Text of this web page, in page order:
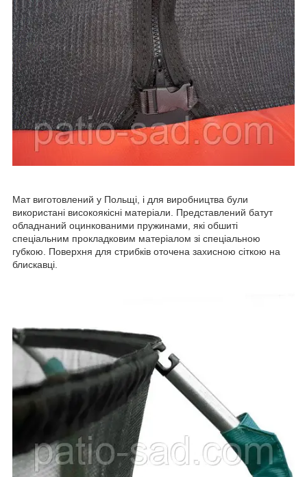
Мат виготовлений у Польщі, і для виробництва були
використані високоякісні матеріали. Представлений батут
обладнаний оцинкованими пружинами, які обшиті
спеціальним прокладковим матеріалом зі спеціальною
губкою. Поверхня для стрибків оточена захисною сіткою на
блискавці.